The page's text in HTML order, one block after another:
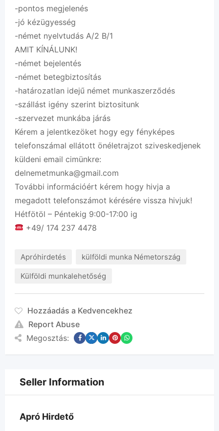
-pontos megjelenés
-jó kézügyesség
-német nyelvtudás A/2 B/1
AMIT KÍNÁLUNK!
-német bejelentés
-német betegbiztosítás
-határozatlan idejű német munkaszerződés
-szállást igény szerint biztositunk
-szervezet munkába járás
Kérem a jelentkezöket hogy egy fényképes
telefonszámal ellátott önéletrajzot sziveskedjenek
küldeni email cimünkre:
delnemetmunka@gmail.com
További információért kérem hogy hivja a
megadott telefonszámot kérésére vissza hivjuk!
Hétfötöl – Péntekig 9:00-17:00 ig
+49/ 174 237 4478
Apróhirdetés külföldi munka Németország
Külföldi munkalehetőség
Hozzáadás a Kedvencekhez
Report Abuse
Megosztás:
Seller Information
Apró Hirdető